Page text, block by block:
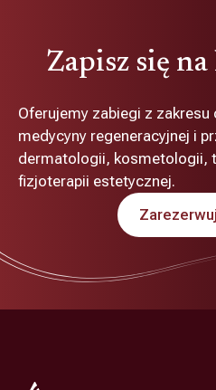
Zapisz się
Oferujemy zabiegi z
medycyny regeneracyjnej i
dermatologii, kosmetologii,
fizjoterapii estetycznej.